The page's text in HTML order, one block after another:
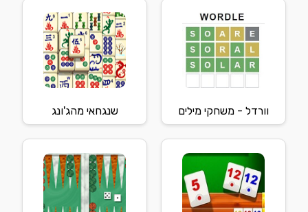
וורדל - משחקי מילים שנגחאי מהג'ונג